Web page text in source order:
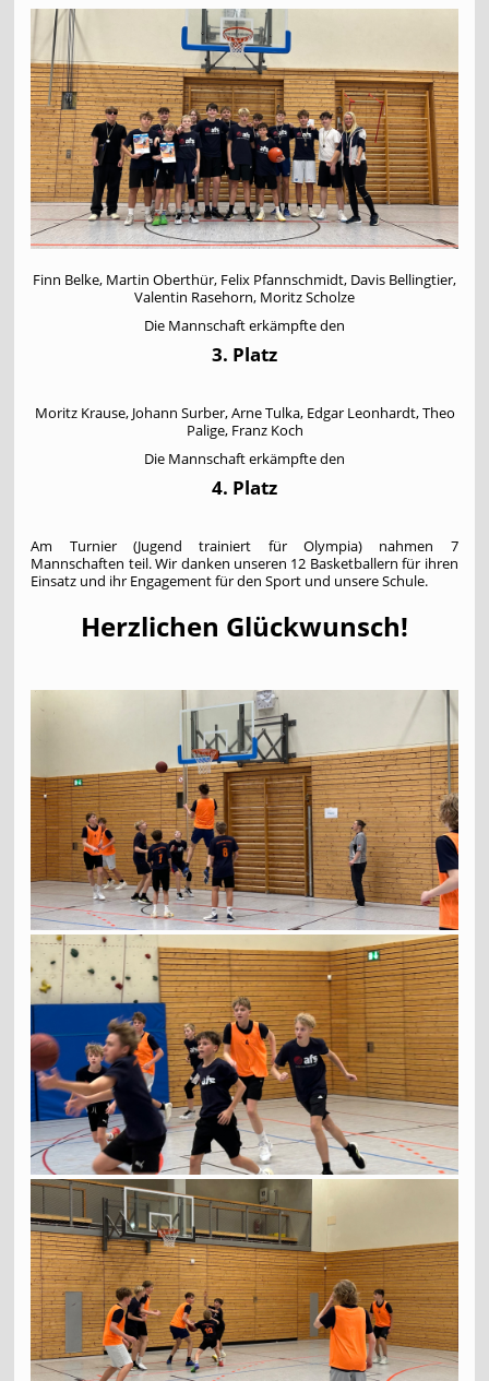
Finn Belke, Martin Oberthür, Felix Pfannschmidt, Davis Bellingtier,
Valentin Rasehorn, Moritz Scholze
Die Mannschaft erkämpfte den
3. Platz
Moritz Krause, Johann Surber, Arne Tulka, Edgar Leonhardt, Theo
Palige, Franz Koch
Die Mannschaft erkämpfte den
4. Platz
Am Turnier (Jugend trainiert für Olympia) nahmen 7
Mannschaften teil. Wir danken unseren 12 Basketballern für ihren
Einsatz und ihr Engagement für den Sport und unsere Schule.
Herzlichen Glückwunsch!